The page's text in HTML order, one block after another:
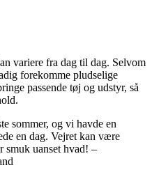
variere fra dag til dag. Selvom
forekomme pludselige
passende tøj og udstyr, så
sommer, og vi havde en
en dag. Vejret kan være
smuk uanset hvad! –